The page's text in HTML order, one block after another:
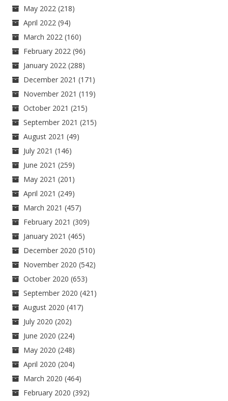
May 2022 (218)
April 2022 (94)
March 2022 (160)
February 2022 (96)
January 2022 (288)
December 2021 (171)
November 2021 (119)
October 2021 (215)
September 2021 (215)
August 2021 (49)
July 2021 (146)
June 2021 (259)
May 2021 (201)
April 2021 (249)
March 2021 (457)
February 2021 (309)
January 2021 (465)
December 2020 (510)
November 2020 (542)
October 2020 (653)
September 2020 (421)
August 2020 (417)
July 2020 (202)
June 2020 (224)
May 2020 (248)
April 2020 (204)
March 2020 (464)
February 2020 (392)